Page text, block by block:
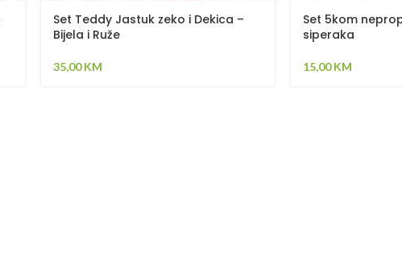
Set Teddy Jastuk zeko i Dekica –
Bijela i Ruže
35,00KM
Set 5kom
siperaka
15,00KM